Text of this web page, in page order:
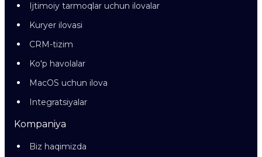
Ijtimoiy tarmoqlar uchun ilovalar
Kuryer ilovasi
CRM-tizim
Ko'p havolalar
MacOS uchun ilova
Integratsiyalar
Kompaniya
Biz haqimizda